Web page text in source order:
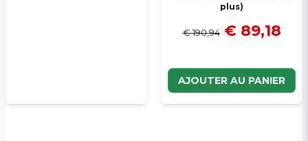
plus)
€ 190,94 € 89,18
AJOUTER AU PANIER